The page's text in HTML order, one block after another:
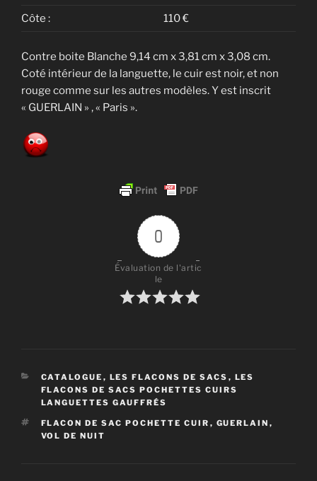
Côte : 110 €
Contre boite Blanche 9,14 cm x 3,81 cm x 3,08 cm.
Coté intérieur de la languette, le cuir est noir, et non
rouge comme sur les autres modèles. Y est inscrit
« GUERLAIN » , « Paris ».
0
Évaluation de l'artic
le
CATÉGORIES
CATALOGUE , LES FLACONS DE SACS , LES
FLACONS DE SACS POCHETTES CUIRS
LANGUETTES GAUFFRÉS
ÉTIQUETTES
FLACON DE SAC POCHETTE CUIR , GUERLAIN ,
VOL DE NUIT